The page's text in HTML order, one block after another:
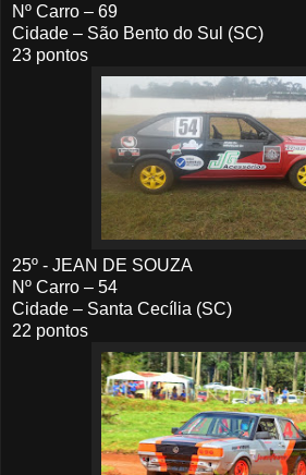
Nº Carro – 69
Cidade – São Bento do Sul (SC)
23 pontos
25º - JEAN DE SOUZA
Nº Carro – 54
Cidade – Santa Cecília (SC)
22 pontos